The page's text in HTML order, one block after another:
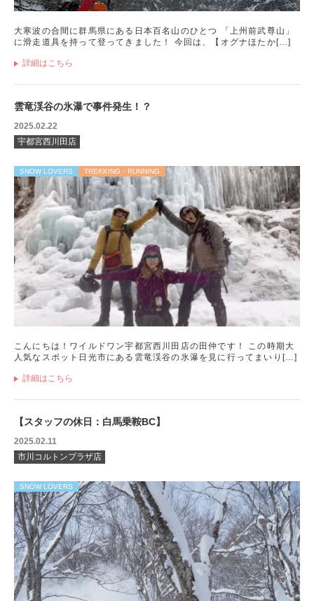
大寒波の合間に群馬県にある日本百名山のひとつ 「上州前武尊山」
に滑走道具を持って登ってきました！ 今回は、【オグナほたか[…]
詳細はこちら
雲竜渓谷の氷瀑で事件発生！？
2025.02.22
宇都宮西川田店
SNOW LOVERS TREKKING・RUNNING
こんにちは！ワイルドワン宇都宮西川田店の田仲です！ この時期大
人気なスポット日光市にある雲竜渓谷の氷瀑を見に行ってまいり[…]
詳細はこちら
【スタッフの休日：白馬乗鞍BC】
2025.02.11
市川コルトンプラザ店
SNOW LOVERS